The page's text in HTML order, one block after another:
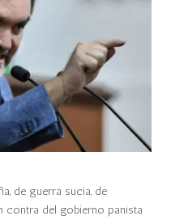
de guerra sucia, de
contra del gobierno panista